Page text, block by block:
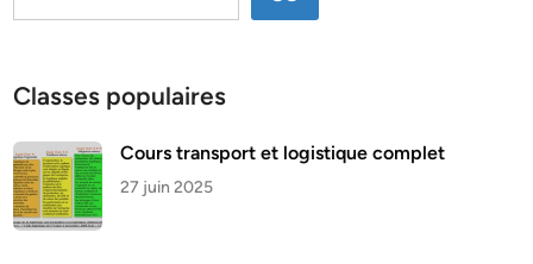
Classes populaires
Cours transport et logistique complet
27 juin 2025